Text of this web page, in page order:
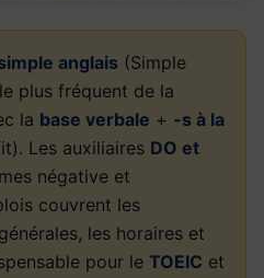
anglais (Simple
plus fréquent de la
la base verbale + -s à la
Les auxiliaires DO et
négative et
couvrent les
les horaires et
pour le TOEIC et